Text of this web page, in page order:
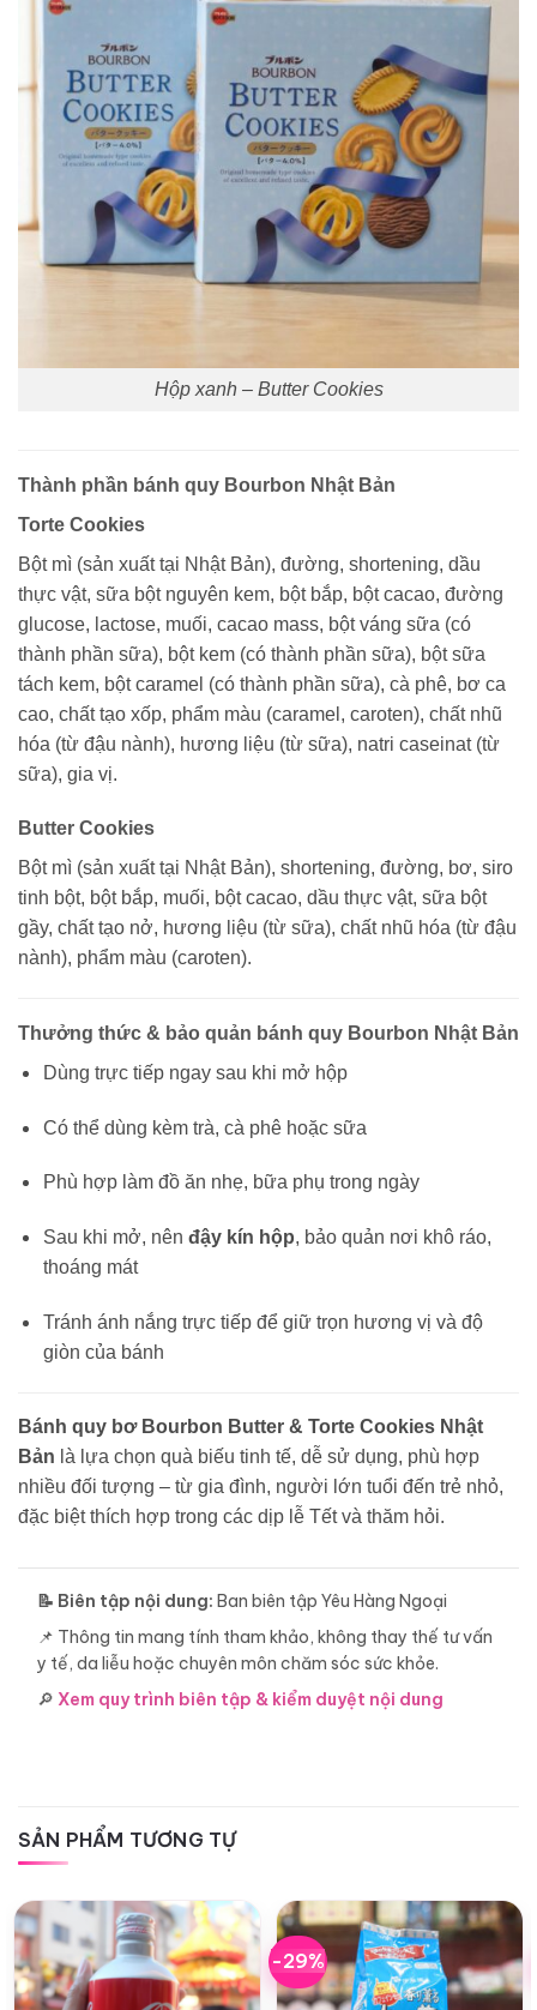
Hộp xanh – Butter Cookies
Thành phần bánh quy Bourbon Nhật Bản
Torte Cookies
Bột mì (sản xuất tại Nhật Bản), đường, shortening, dầu
thực vật, sữa bột nguyên kem, bột bắp, bột cacao, đường
glucose, lactose, muối, cacao mass, bột váng sữa (có
thành phần sữa), bột kem (có thành phần sữa), bột sữa
tách kem, bột caramel (có thành phần sữa), cà phê, bơ ca
cao, chất tạo xốp, phẩm màu (caramel, caroten), chất nhũ
hóa (từ đậu nành), hương liệu (từ sữa), natri caseinat (từ
sữa), gia vị.
Butter Cookies
Bột mì (sản xuất tại Nhật Bản), shortening, đường, bơ, siro
tinh bột, bột bắp, muối, bột cacao, dầu thực vật, sữa bột
gầy, chất tạo nở, hương liệu (từ sữa), chất nhũ hóa (từ đậu
nành), phẩm màu (caroten).
Thưởng thức & bảo quản bánh quy Bourbon Nhật Bản
Dùng trực tiếp ngay sau khi mở hộp
Có thể dùng kèm trà, cà phê hoặc sữa
Phù hợp làm đồ ăn nhẹ, bữa phụ trong ngày
Sau khi mở, nên đậy kín hộp, bảo quản nơi khô ráo,
thoáng mát
Tránh ánh nắng trực tiếp để giữ trọn hương vị và độ
giòn của bánh
Bánh quy bơ Bourbon Butter & Torte Cookies Nhật
Bản là lựa chọn quà biếu tinh tế, dễ sử dụng, phù hợp
nhiều đối tượng – từ gia đình, người lớn tuổi đến trẻ nhỏ,
đặc biệt thích hợp trong các dịp lễ Tết và thăm hỏi.
📝 Biên tập nội dung: Ban biên tập Yêu Hàng Ngoại
📌 Thông tin mang tính tham khảo, không thay thế tư vấn
y tế, da liễu hoặc chuyên môn chăm sóc sức khỏe.
🔎 Xem quy trình biên tập & kiểm duyệt nội dung
SẢN PHẨM TƯƠNG TỰ
-29%